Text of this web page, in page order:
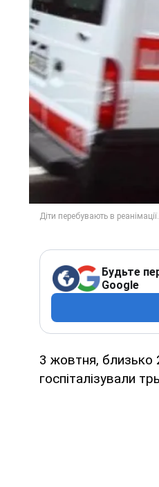
Будьте
Google
3 жовтня, близько
госпіталізували